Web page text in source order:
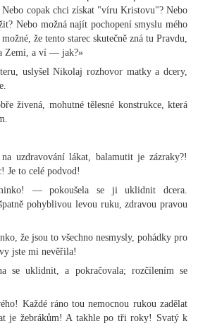
copak chci získat "víru Kristovu"? Nebo
Nebo možná najít pochopení smyslu mého
že tento starec skutečně zná tu Pravdu,
Zemi, a ví — jak?»
uslyšel Nikolaj rozhovor matky a dcery,
živená, mohutné tělesné konstrukce, která
uzdravování lákat, balamutit je zázraky?!
Je to celé podvod!
— pokoušela se ji uklidnit dcera.
pohyblivou levou ruku, zdravou pravou
že jsou to všechno nesmysly, pohádky pro
jste mi nevěřila!
se uklidnit, a pokračovala; rozčílením se
Každé ráno tou nemocnou rukou zadělat
je žebrákům! A takhle po tři roky! Svatý k